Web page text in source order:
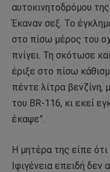
αυτοκινητοδρόμου
Έκαναν σεξ. Το
στο πίσω μέρος του
πνίγει. Τη σκότωσε
έριξε στο πίσω
πέντε λίτρα
του BR-116, κι εκεί
έκαψε”.
Η μητέρα της είπε
Ιφιγένεια επειδή δεν